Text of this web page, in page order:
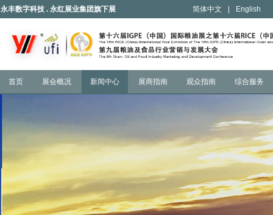
永丰数字科技 . 永红展业集团旗下展 简体中文 English
首页 展会概况 新闻中心 展商指南 观众指南 综合服务